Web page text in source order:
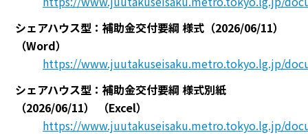
シェアハウス型：補助金交付要綱 様式（2026/06/11）
（Word）
https://www.juutakuseisaku.metro.tokyo.lg.jp/
シェアハウス型：補助金交付要綱 様式別紙
（2026/06/11）
（Excel）
https://www.juutakuseisaku.metro.tokyo.lg.jp/